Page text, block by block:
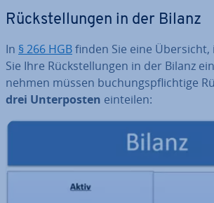
Rück­stel­lun­gen in der Bilanz
In § 266 HGBfinden Sie eine
Sie Ihre Rück­stel­lun­gen in der Bilanz
neh­men müssen bu­chungs­pflich­ti­ge
drei Un­ter­pos­ten einteilen: